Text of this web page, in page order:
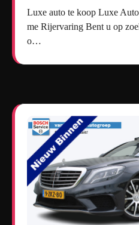
Luxe auto te koop Luxe Auto’s te Koop: Ervaar de Ultie
me Rijervaring Bent u op
o…